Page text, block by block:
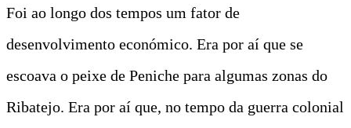
Foi ao longo dos tempos um fator de
desenvolvimento económico. Era por aí que se
escoava o peixe de Peniche para algumas zonas do
Ribatejo. Era por aí que, no tempo da guerra colonial